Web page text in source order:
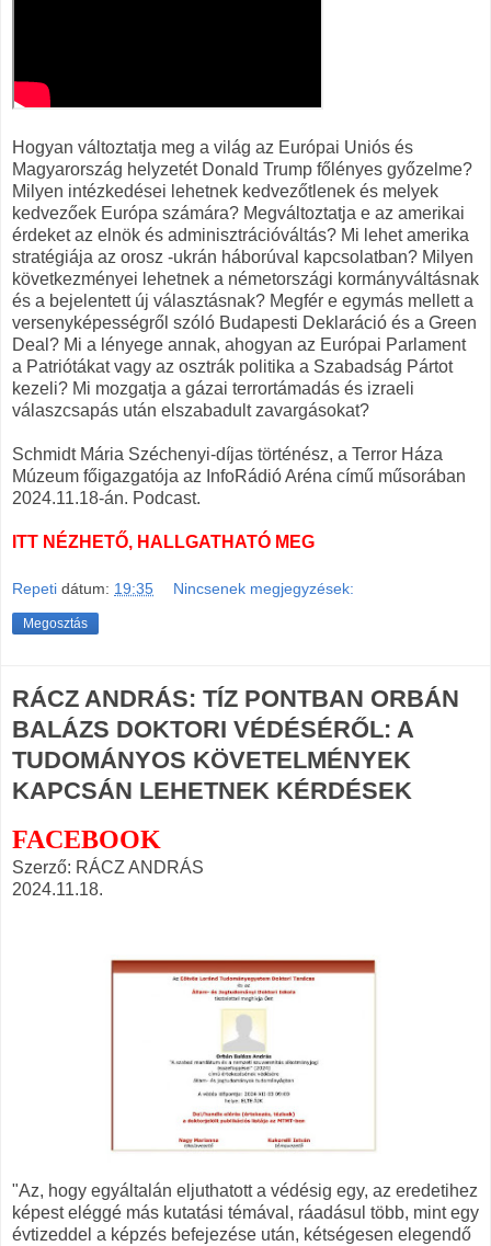
Hogyan változtatja meg a világ az Európai Uniós és
Magyarország helyzetét Donald Trump főlényes győzelme?
Milyen intézkedései lehetnek kedvezőtlenek és melyek
kedvezőek Európa számára? Megváltoztatja e az amerikai
érdeket az elnök és adminisztrációváltás? Mi lehet amerika
stratégiája az orosz -ukrán háborúval kapcsolatban? Milyen
következményei lehetnek a németországi kormányváltásnak
és a bejelentett új választásnak? Megfér e egymás mellett a
versenyképességről szóló Budapesti Deklaráció és a Green
Deal? Mi a lényege annak, ahogyan az Európai Parlament
a Patriótákat vagy az osztrák politika a Szabadság Pártot
kezeli? Mi mozgatja a gázai terrortámadás és izraeli
válaszcsapás után elszabadult zavargásokat?
Schmidt Mária Széchenyi-díjas történész, a Terror Háza
Múzeum főigazgatója az InfoRádió Aréna című műsorában
2024.11.18-án. Podcast.
ITT NÉZHETŐ, HALLGATHATÓ MEG
Repeti dátum: 19:35 Nincsenek megjegyzések:
Megosztás
RÁCZ ANDRÁS: TÍZ PONTBAN ORBÁN
BALÁZS DOKTORI VÉDÉSÉRŐL: A
TUDOMÁNYOS KÖVETELMÉNYEK
KAPCSÁN LEHETNEK KÉRDÉSEK
FACEBOOK
Szerző: RÁCZ ANDRÁS
2024.11.18.
"Az, hogy egyáltalán eljuthatott a védésig egy, az eredetihez
képest eléggé más kutatási témával, ráadásul több, mint egy
évtizeddel a képzés befejezése után, kétségesen elegendő